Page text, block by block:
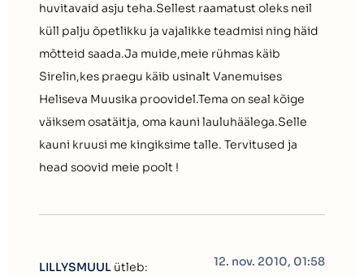
huvitavaid asju teha.Sellest raamatust oleks neil
küll palju õpetlikku ja vajalikke teadmisi ning häid
mõtteid saada.Ja muide,meie rühmas käib
Sirelin,kes praegu käib usinalt Vanemuises
Heliseva Muusika proovidel.Tema on seal kõige
väiksem osatäitja, oma kauni lauluhäälega.Selle
kauni kruusi me kingiksime talle. Tervitused ja
head soovid meie poolt !
LILLYSMUUL ütleb: 12. nov. 2010, 01:58